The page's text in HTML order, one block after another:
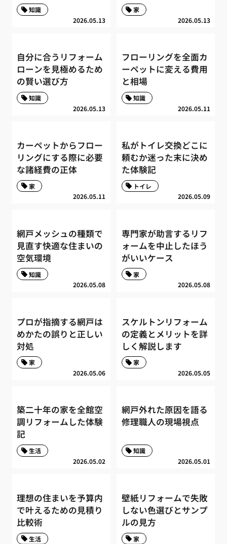
2026.05.13
知識
2026.05.13
家
自分に合うリフォーム
ローンを見極めるため
の賢い選び方
2026.05.13
知識
フローリングを全面カ
ーペットに変える費用
と相場
2026.05.11
知識
カーペットからフロー
リングにする際に必要
な諸経費の正体
2026.05.11
家
私がトイレ交換どこに
頼むか迷った末に決め
た体験記
2026.05.09
トイレ
網戸メッシュの種類で
見直す快適な住まいの
空気環境
2026.05.08
知識
専門家が助言するリフ
ォームを中止したほう
がいいケース
2026.05.08
家
プロが指摘する網戸は
めかたの誤りと正しい
対処
2026.05.06
家
スケルトンリフォーム
の定義とメリットを詳
しく解説します
2026.05.05
家
築二十年の家を全館空
調リフォームした体験
記
2026.05.02
生活
網戸外れた原因を語る
修理職人の現場視点
2026.05.01
知識
理想の住まいを予算内
で叶えるための見積り
比較術
生活
壁紙リフォームで失敗
しない色選びとサンプ
ルの見方
家